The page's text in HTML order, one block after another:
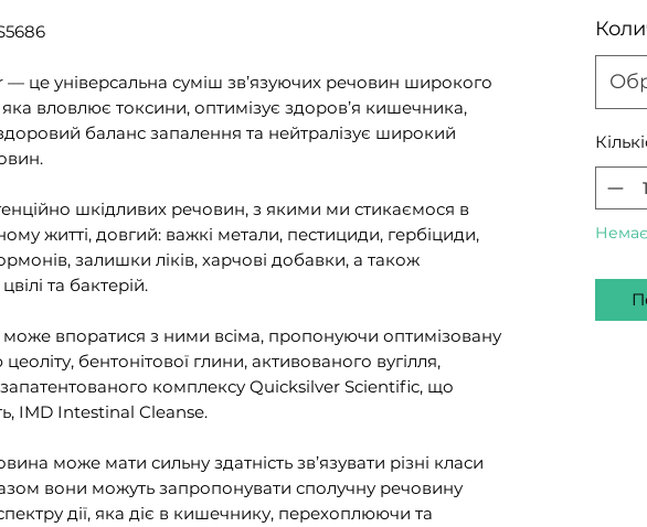
це універсальна суміш зв’язуючих речовин широкого
яка вловлює токсини, оптимізує здоров’я кишечника,
баланс запалення та нейтралізує широкий
шкідливих речовин, з якими ми стикаємося в
житті, довгий: важкі метали, пестициди, гербіциди,
залишки ліків, харчові добавки, а також
та бактерій.
впоратися з ними всіма, пропонуючи оптимізовану
бентонітової глини, активованого вугілля,
запатентованого комплексу Quicksilver Scientific, що
IMD Intestinal Cleanse.
може мати сильну здатність зв’язувати різні класи
вони можуть запропонувати сполучну речовину
дії, яка діє в кишечнику, перехоплюючи та
Немає